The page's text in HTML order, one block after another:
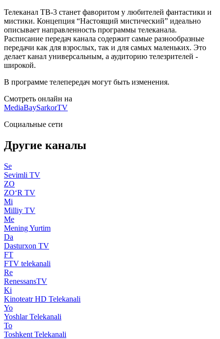
Телеканал ТВ-3 станет фаворитом у любителей фантастики и
мистики. Концепция “Настоящий мистический” идеально
описывает направленность программы телеканала.
Расписание передач канала содержит самые разнообразные
передачи как для взрослых, так и для самых маленьких. Это
делает канал универсальным, а аудиторию телезрителей -
широкой.
В программе телепередач могут быть изменения.
Смотреть онлайн на
MediaBaySarkorTV
Социальные сети
Другие каналы
Se
Sevimli TV
ZO
ZO‘R TV
Mi
Milliy TV
Me
Mening Yurtim
Da
Dasturxon TV
FT
FTV telekanali
Re
RenessansTV
Ki
Kinoteatr HD Telekanali
Yo
Yoshlar Telekanali
To
Toshkent Telekanali